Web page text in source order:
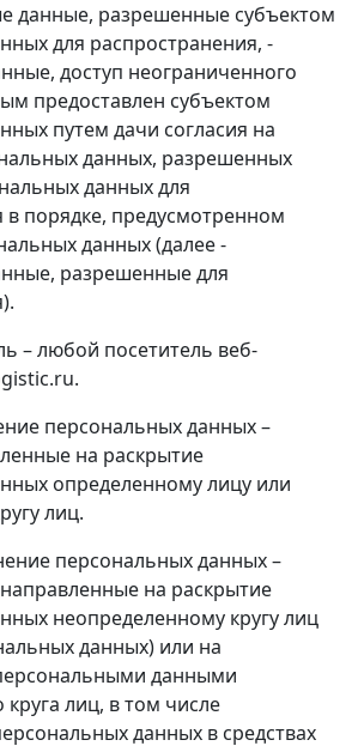
данные, разрешенные субъектом
для распространения, -
доступ неограниченного
предоставлен субъектом
путем дачи согласия на
данных, разрешенных
данных для
в порядке, предусмотренном
данных (далее -
разрешенные для
– любой посетитель веб-
персональных данных –
на раскрытие
определенному лицу или
лиц.
персональных данных –
на раскрытие
неопределенному кругу лиц
данных) или на
данными
лиц, в том числе
данных в средствах